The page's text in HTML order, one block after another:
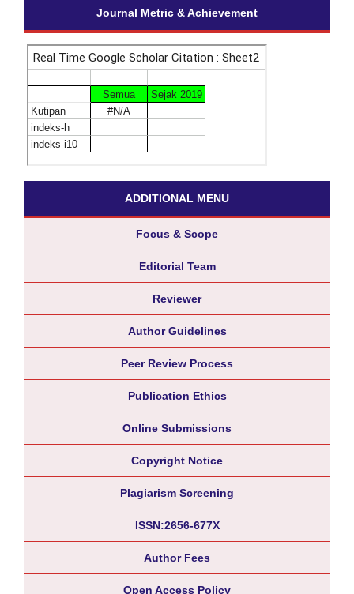
Journal Metric & Achievement
ADDITIONAL MENU
Focus & Scope
Editorial Team
Reviewer
Author Guidelines
Peer Review Process
Publication Ethics
Online Submissions
Copyright Notice
Plagiarism Screening
ISSN:2656-677X
Author Fees
Open Access Policy